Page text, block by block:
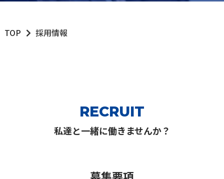
TOP 採用情報
RECRUIT
私達と一緒に働きませんか？